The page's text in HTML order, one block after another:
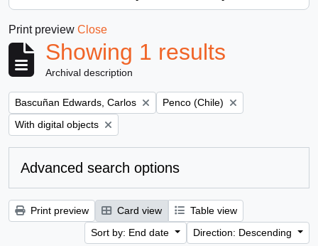
Print preview Close
Showing 1 results
Archival description
Remove filter:
Bascuñan Edwards, Carlos Remove filter:
Penco (Chile)
Remove filter:
With digital objects
Advanced search options
Print preview Card view
Table view
Sort by: End date
Direction: Descending